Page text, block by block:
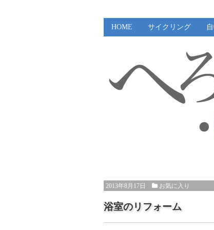
HOME サイクリング
2013年8月17日 お気に入り
浴室のリフォーム